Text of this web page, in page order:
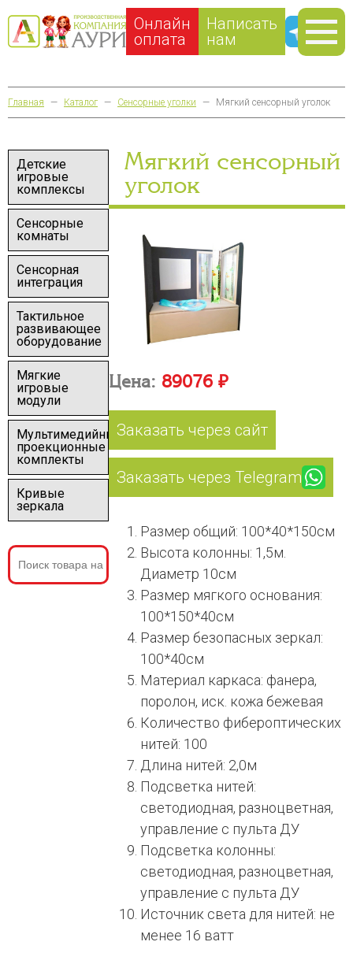
Онлайн
оплата
Написать
нам
Главная — Каталог — Сенсорные уголки — Мягкий сенсорный уголок
Детские
игровые
комплексы
Сенсорные
комнаты
Сенсорная
интеграция
Тактильное
развивающее
оборудование
Мягкие
игровые
модули
Мультимедийные
проекционные
комплекты
Кривые
зеркала
Мягкий сенсорный
уголок
Цена: 89076 ₽
Заказать через сайт
Заказать через Telegram
Размер общий: 100*40*150см
Высота колонны: 1,5м.
Диаметр 10см
Размер мягкого основания:
100*150*40см
Размер безопасных зеркал:
100*40см
Материал каркаса: фанера,
поролон, иск. кожа бежевая
Количество фибероптических
нитей: 100
Длина нитей: 2,0м
Подсветка нитей:
светодиодная, разноцветная,
управление с пульта ДУ
Подсветка колонны:
светодиодная, разноцветная,
управление с пульта ДУ
Источник света для нитей: не
менее 16 ватт